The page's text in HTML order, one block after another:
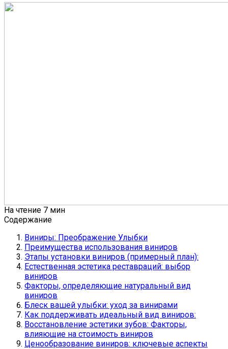
На чтение 7 мин
Содержание
Виниры: Преображение Улыбки
Преимущества использования виниров
Этапы установки виниров (примерный план):
Естественная эстетика реставраций: выбор
виниров
Факторы, определяющие натуральный вид
виниров
Блеск вашей улыбки: уход за винирами
Как поддерживать идеальный вид виниров:
Восстановление эстетики зубов: Факторы,
влияющие на стоимость виниров
Ценообразование виниров: ключевые аспекты